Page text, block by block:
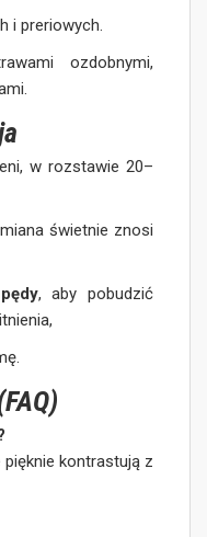
i preriowych.
ozdobnymi,
w rozstawie 20–
świetnie znosi
, aby pobudzić
kontrastują z